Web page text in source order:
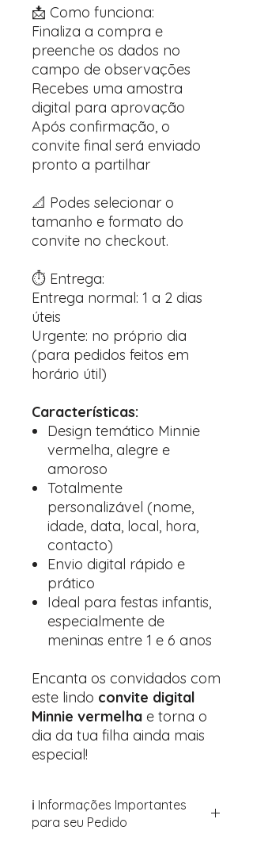
📩 Como funciona:
Finaliza a compra e
preenche os dados no
campo de observações
Recebes uma amostra
digital para aprovação
Após confirmação, o
convite final será enviado
pronto a partilhar
📐 Podes selecionar o
tamanho e formato do
convite no checkout.
⏱️ Entrega:
Entrega normal: 1 a 2 dias
úteis
Urgente: no próprio dia
(para pedidos feitos em
horário útil)
Características:
Design temático Minnie
vermelha, alegre e
amoroso
Totalmente
personalizável (nome,
idade, data, local, hora,
contacto)
Envio digital rápido e
prático
Ideal para festas infantis,
especialmente de
meninas entre 1 e 6 anos
Encanta os convidados com
este lindo convite digital
Minnie vermelha e torna o
dia da tua filha ainda mais
especial!
ℹ️ Informações Importantes
para seu Pedido